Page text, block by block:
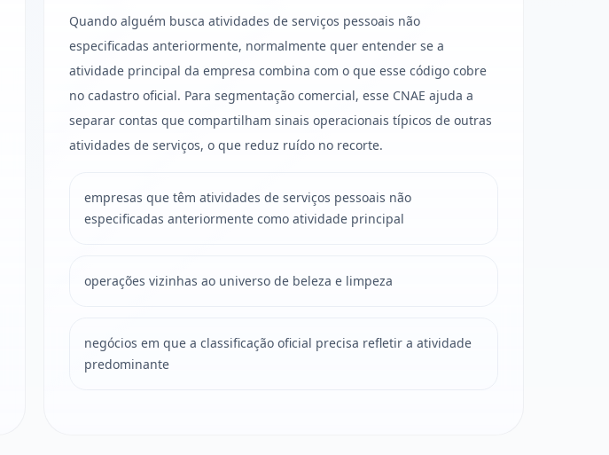
Quando alguém busca atividades de serviços pessoais não
especificadas anteriormente, normalmente quer entender se a
atividade principal da empresa combina com o que esse código cobre
no cadastro oficial. Para segmentação comercial, esse CNAE ajuda a
separar contas que compartilham sinais operacionais típicos de outras
atividades de serviços, o que reduz ruído no recorte.
empresas que têm atividades de serviços pessoais não
especificadas anteriormente como atividade principal
operações vizinhas ao universo de beleza e limpeza
negócios em que a classificação oficial precisa refletir a atividade
predominante